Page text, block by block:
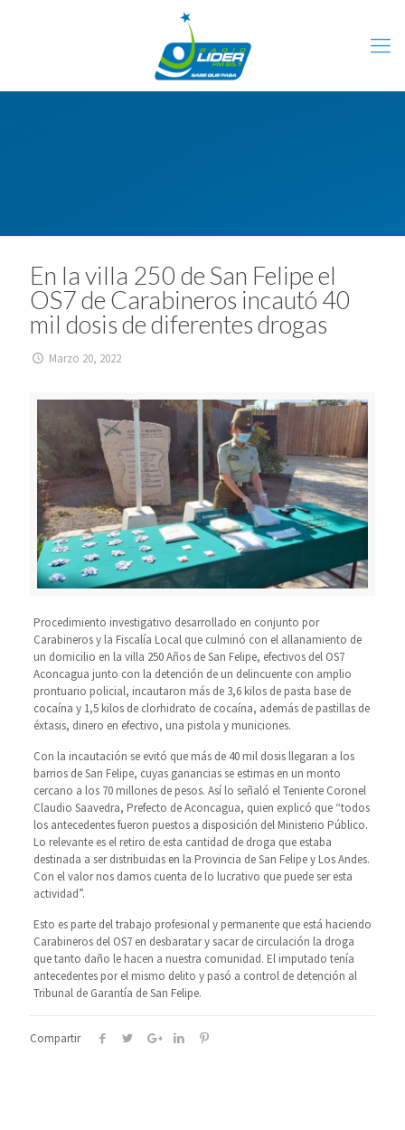
En la villa 250 de San Felipe el
OS7 de Carabineros incautó 40
mil dosis de diferentes drogas
Marzo 20, 2022
Procedimiento investigativo desarrollado en conjunto por
Carabineros y la Fiscalía Local que culminó con el allanamiento de
un domicilio en la villa 250 Años de San Felipe, efectivos del OS7
Aconcagua junto con la detención de un delincuente con amplio
prontuario policial, incautaron más de 3,6 kilos de pasta base de
cocaína y 1,5 kilos de clorhidrato de cocaína, además de pastillas de
éxtasis, dinero en efectivo, una pistola y municiones.
Con la incautación se evitó que más de 40 mil dosis llegaran a los
barrios de San Felipe, cuyas ganancias se estimas en un monto
cercano a los 70 millones de pesos. Así lo señaló el Teniente Coronel
Claudio Saavedra, Prefecto de Aconcagua, quien explicó que “todos
los antecedentes fueron puestos a disposición del Ministerio Público.
Lo relevante es el retiro de esta cantidad de droga que estaba
destinada a ser distribuidas en la Provincia de San Felipe y Los Andes.
Con el valor nos damos cuenta de lo lucrativo que puede ser esta
actividad”.
Esto es parte del trabajo profesional y permanente que está haciendo
Carabineros del OS7 en desbaratar y sacar de circulación la droga
que tanto daño le hacen a nuestra comunidad. El imputado tenía
antecedentes por el mismo delito y pasó a control de detención al
Tribunal de Garantía de San Felipe.
Compartir